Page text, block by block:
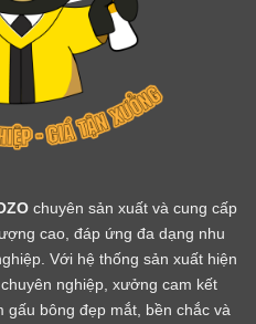
chuyên sản xuất và cung cấp
cao, đáp ứng đa dạng nhu
Với hệ thống sản xuất hiện
nghiệp, xưởng cam kết
gấu bông đẹp mắt, bền chắc và